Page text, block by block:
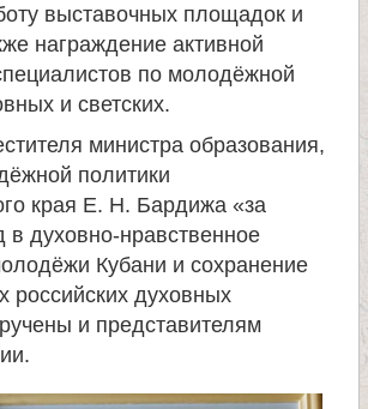
выставочных площадок и
награждение активной
по молодёжной
и светских.
министра образования,
политики
края Е. Н. Бардижа «за
в духовно-нравственное
Кубани и сохранение
российских духовных
и представителям